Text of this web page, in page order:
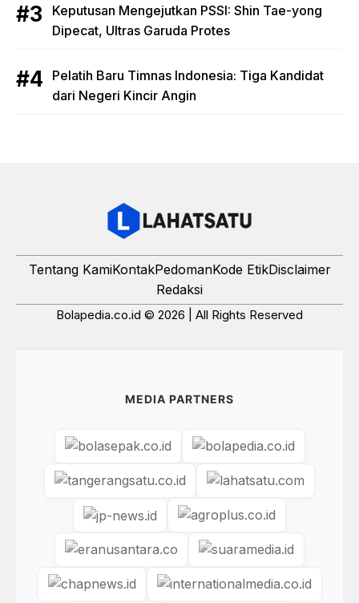
Keputusan Mengejutkan PSSI: Shin Tae-yong
Dipecat, Ultras Garuda Protes
Pelatih Baru Timnas Indonesia: Tiga Kandidat
dari Negeri Kincir Angin
Tentang KamiKontakPedomanKode EtikDisclaimer
Redaksi
Bolapedia.co.id © 2026 | All Rights Reserved
MEDIA PARTNERS